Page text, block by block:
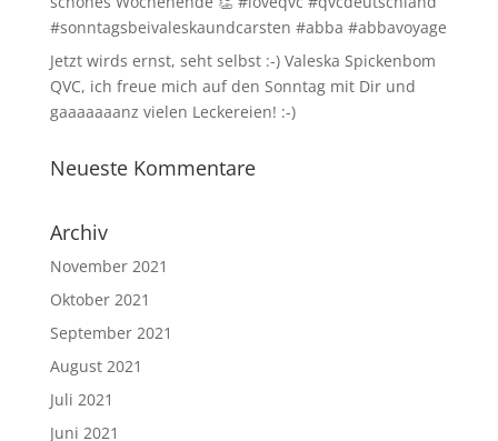
#sonntagsbeivaleskaundcarsten #abba #abbavoyage
Jetzt wirds ernst, seht selbst :-) Valeska Spickenbom
QVC, ich freue mich auf den Sonntag mit Dir und
gaaaaaaanz vielen Leckereien! :-)
Neueste Kommentare
Archiv
November 2021
Oktober 2021
September 2021
August 2021
Juli 2021
Juni 2021